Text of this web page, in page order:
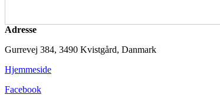
Adresse
Gurrevej 384, 3490 Kvistgård, Danmark
Hjemmeside
Facebook